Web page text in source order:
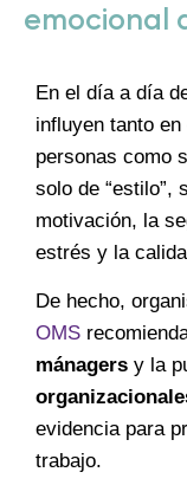
emocional
En el día a día
influyen tanto
personas como
solo de “estilo”,
motivación, la
estrés y la
De hecho,
OMS
mánagers y la
evidencia para
trabajo.